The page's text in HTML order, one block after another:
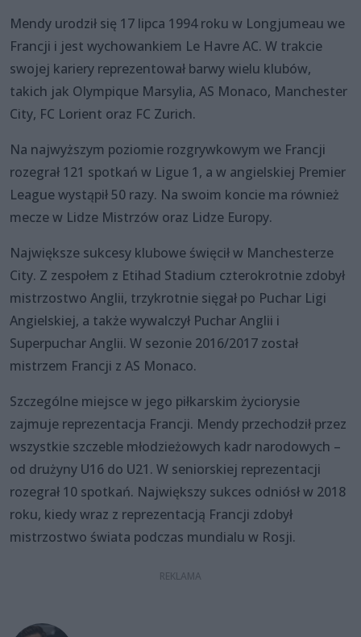
Mendy urodził się 17 lipca 1994 roku w Longjumeau we
Francji i jest wychowankiem Le Havre AC. W trakcie
swojej kariery reprezentował barwy wielu klubów,
takich jak Olympique Marsylia, AS Monaco, Manchester
City, FC Lorient oraz FC Zurich.
Na najwyższym poziomie rozgrywkowym we Francji
rozegrał 121 spotkań w Ligue 1, a w angielskiej Premier
League wystąpił 50 razy. Na swoim koncie ma również
mecze w Lidze Mistrzów oraz Lidze Europy.
Największe sukcesy klubowe święcił w Manchesterze
City. Z zespołem z Etihad Stadium czterokrotnie zdobył
mistrzostwo Anglii, trzykrotnie sięgał po Puchar Ligi
Angielskiej, a także wywalczył Puchar Anglii i
Superpuchar Anglii. W sezonie 2016/2017 został
mistrzem Francji z AS Monaco.
Szczególne miejsce w jego piłkarskim życiorysie
zajmuje reprezentacja Francji. Mendy przechodził przez
wszystkie szczeble młodzieżowych kadr narodowych –
od drużyny U16 do U21. W seniorskiej reprezentacji
rozegrał 10 spotkań. Największy sukces odniósł w 2018
roku, kiedy wraz z reprezentacją Francji zdobył
mistrzostwo świata podczas mundialu w Rosji.